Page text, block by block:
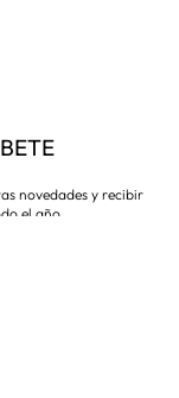
novedades y recibir
el año